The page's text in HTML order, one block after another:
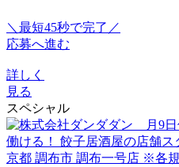
＼最短45秒で完了／
応募へ進む
詳しく
見る
スペシャル